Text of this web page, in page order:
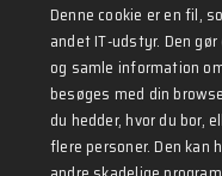
Da Video 3
Da Teaser text
Denne cookie er en fil,
andet IT-udstyr. Den
og samle information
besøges med din
du hedder, hvor du bor,
flere personer. Den kan